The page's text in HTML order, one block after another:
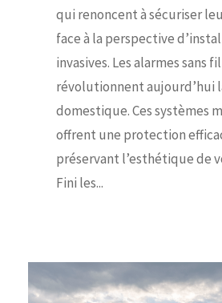
qui renoncent à sécuriser
face à la perspective
invasives. Les alarmes sans fil
révolutionnent aujourd’hui
domestique. Ces systèmes
offrent une protection
préservant l’esthétique de
Fini les...